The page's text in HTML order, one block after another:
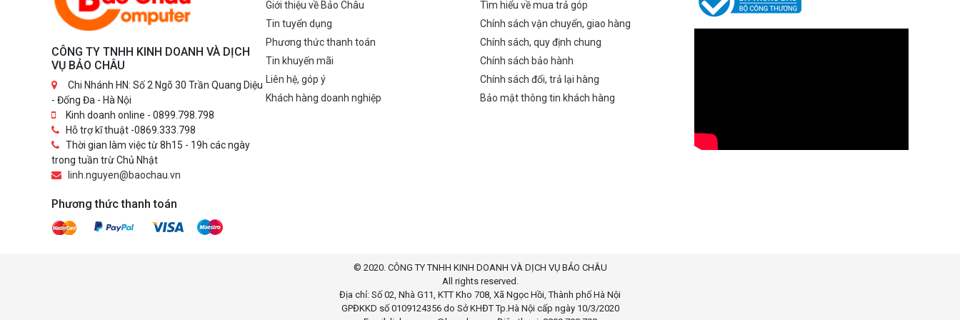
CÔNG TY TNHH KINH DOANH VÀ DỊCH
VỤ BẢO CHÂU
Chi Nhánh HN: Số 2 Ngõ 30 Trần Quang Diệu
- Đống Đa - Hà Nội
Kinh doanh online - 0899.798.798
Hỗ trợ kĩ thuật -0869.333.798
Thời gian làm việc từ 8h15 - 19h các ngày
trong tuần trừ Chủ Nhật
linh.nguyen@baochau.vn
Phương thức thanh toán
Giới thiệu về Bảo Châu
Tin tuyển dụng
Phương thức thanh toán
Tin khuyến mãi
Liên hệ, góp ý
Khách hàng doanh nghiệp
Tìm hiểu về mua trả góp
Chính sách vận chuyển, giao hàng
Chính sách, quy định chung
Chính sách bảo hành
Chính sách đổi, trả lại hàng
Bảo mật thông tin khách hàng
© 2020. CÔNG TY TNHH KINH DOANH VÀ DỊCH VỤ BẢO CHÂU
All rights reserved.
Địa chỉ: Số 02, Nhà G11, KTT Kho 708, Xã Ngọc Hồi, Thành phố Hà Nội
GPĐKKD số 0109124356 do Sở KHĐT Tp.Hà Nội cấp ngày 10/3/2020